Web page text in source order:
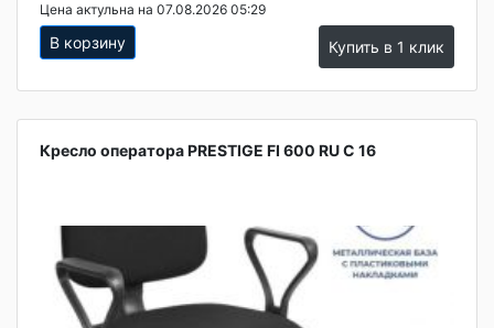
Цена актульна на 07.08.2026 05:29
В корзину Купить в 1 клик
Кресло оператора PRESTIGE FI 600 RU C 16